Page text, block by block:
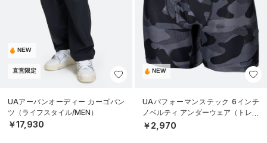
NEW
直営限定
UAアーバンオーディー カーゴパン
ツ（ライフスタイル/MEN）
￥17,930
NEW
UAパフォーマンステック 6インチ
ノベルティ アンダーウェア（トレー
ニング/MEN）
￥2,970